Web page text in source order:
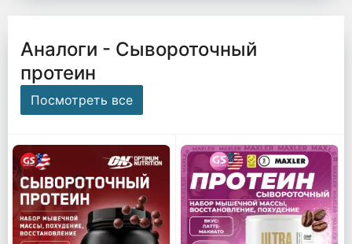
Аналоги - Сывороточный
протеин
Посмотреть все